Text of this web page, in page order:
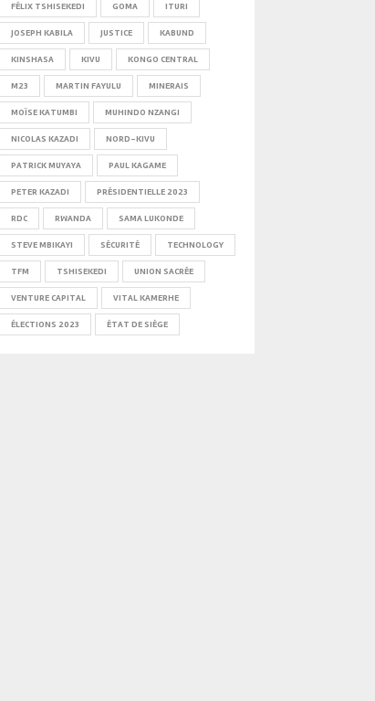
FÉLIX TSHISEKEDI GOMA ITURI
JOSEPH KABILA JUSTICE KABUND
KINSHASA KIVU KONGO CENTRAL
M23 MARTIN FAYULU MINERAIS
MOÏSE KATUMBI MUHINDO NZANGI
NICOLAS KAZADI NORD-KIVU
PATRICK MUYAYA PAUL KAGAME
PETER KAZADI PRÉSIDENTIELLE 2023
RDC RWANDA SAMA LUKONDE
STEVE MBIKAYI SÉCURITÉ TECHNOLOGY
TFM TSHISEKEDI UNION SACRÉE
VENTURE CAPITAL VITAL KAMERHE
ÉLECTIONS 2023 ÉTAT DE SIÈGE